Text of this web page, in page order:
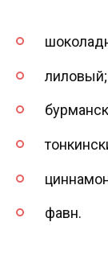
лиловый;
фавн.